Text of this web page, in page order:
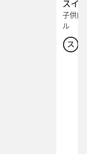
スイ
子供向
ル